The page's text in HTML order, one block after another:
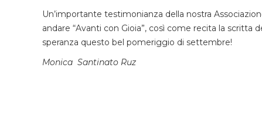
Un’importante testimonianza della nostra
andare “Avanti con Gioia”, così come recita la
speranza questo bel pomeriggio di settembre!
Monica Santinato Ruz